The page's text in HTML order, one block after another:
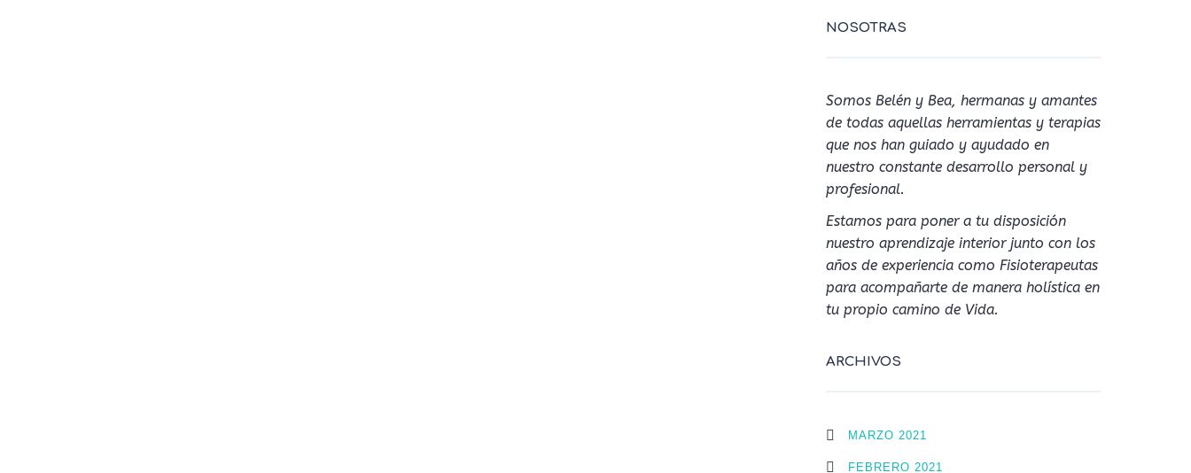
NOSOTRAS
Somos Belén y Bea, hermanas y amantes
de todas aquellas herramientas y terapias
que nos han guiado y ayudado en
nuestro constante desarrollo personal y
profesional.
Estamos para poner a tu disposición
nuestro aprendizaje interior junto con los
años de experiencia como Fisioterapeutas
para acompañarte de manera holística en
tu propio camino de Vida.
ARCHIVOS
MARZO 2021
FEBRERO 2021